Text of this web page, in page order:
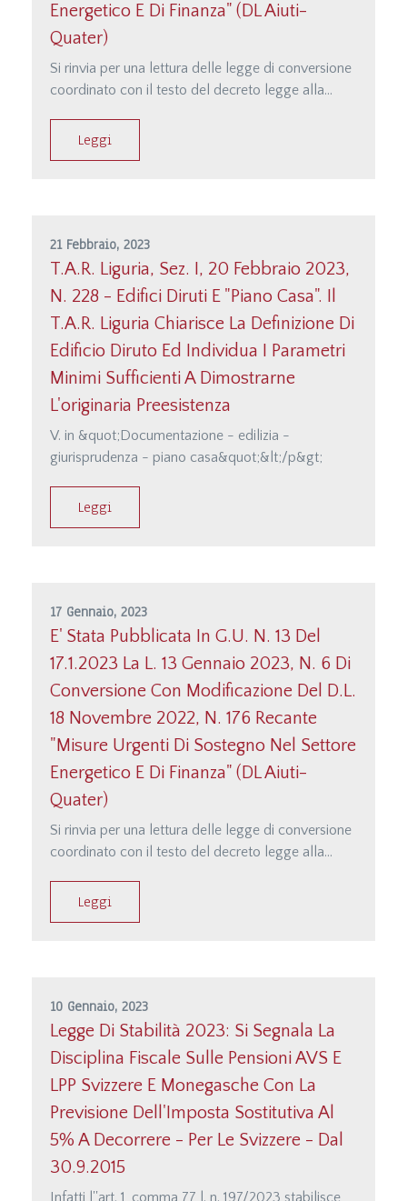
Energetico E Di Finanza" (DL Aiuti-
Quater)
Si rinvia per una lettura delle legge di conversione
coordinato con il testo del decreto legge alla
raggiungibile direttamente anche dalla seguente
Leggi
21 Febbraio, 2023
T.A.R. Liguria, Sez. I, 20 Febbraio 2023,
N. 228 - Edifici Diruti E "Piano Casa". Il
T.A.R. Liguria Chiarisce La Definizione Di
Edificio Diruto Ed Individua I Parametri
Minimi Sufficienti A Dimostrarne
L'originaria Preesistenza
V. in &quot;Documentazione - edilizia -
giurisprudenza - piano casa&quot;&lt;/p&gt;
Leggi
17 Gennaio, 2023
E' Stata Pubblicata In G.U. N. 13 Del
17.1.2023 La L. 13 Gennaio 2023, N. 6 Di
Conversione Con Modificazione Del D.l.
18 Novembre 2022, N. 176 Recante
"Misure Urgenti Di Sostegno Nel Settore
Energetico E Di Finanza" (DL Aiuti-
Quater)
Si rinvia per una lettura delle legge di conversione
coordinato con il testo del decreto legge alla
raggiungibile direttamente anche dalla seguente
meloni&quot;&gt;http://studio…;
Leggi
10 Gennaio, 2023
Legge Di Stabilità 2023: Si Segnala La
Disciplina Fiscale Sulle Pensioni AVS E
LPP Svizzere E Monegasche Con La
Previsione Dell'Imposta Sostitutiva Al
5% A Decorrere - Per Le Svizzere - Dal
30.9.2015
Infatti l''art. 1, comma 77 l. n. 197/2023 stabilisce